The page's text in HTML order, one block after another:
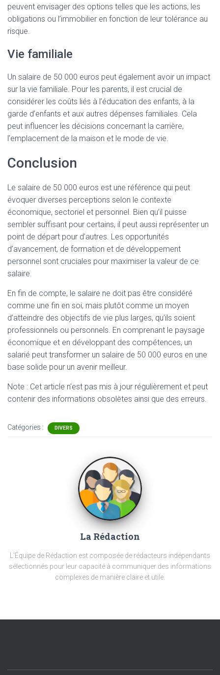
peuvent envisager des options telles que les actions, les
obligations ou l’immobilier en fonction de leur tolérance au
risque.
Vie familiale
Un salaire de 50 000 euros peut également avoir un impact
sur la vie familiale. Pour les parents, il est crucial de
considérer les coûts liés à l’éducation des enfants, à la
garde d’enfants et aux autres dépenses familiales. Cela
peut influencer les décisions concernant la carrière,
l’emplacement de la maison et le mode de vie.
Conclusion
Le salaire de 50 000 euros est une référence qui peut
évoquer diverses perceptions selon le contexte
économique, sectoriel et personnel. Bien qu’il puisse
sembler suffisant pour certains, il peut aussi représenter un
point de départ pour d’autres. Les opportunités
d’avancement, de formation et de développement
personnel sont cruciales pour maximiser la valeur de ce
salaire.
En fin de compte, le salaire ne doit pas être considéré
comme une fin en soi, mais plutôt comme un moyen
d’atteindre des objectifs de vie plus larges, qu’ils soient
professionnels ou personnels. En comprenant le paysage
économique et en développant des compétences, un
salarié peut transformer un salaire de 50 000 euros en une
base solide pour un avenir meilleur.
Note : Cet article n'est pas mis à jour régulièrement et peut
contenir des informations obsolètes ainsi que des erreurs.
Catégories : DIVERS
La Rédaction
L'Équipe de Rédaction est composée de rédacteurs indépendants
sélectionnés pour leur capacité à communiquer des informations
complexes de manière claire et utile.